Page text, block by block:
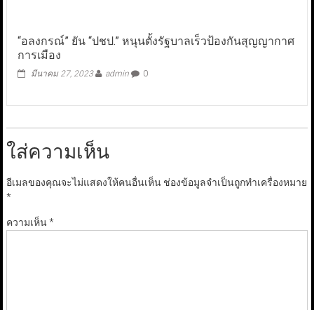
“อลงกรณ์” ยัน “ปชป.” หนุนตั้งรัฐบาลเร็วป้องกันสุญญากาศ
การเมือง
มีนาคม 27, 2023 admin 0
ใส่ความเห็น
อีเมลของคุณจะไม่แสดงให้คนอื่นเห็น ช่องข้อมูลจำเป็นถูกทำเครื่องหมาย
*
ความเห็น*